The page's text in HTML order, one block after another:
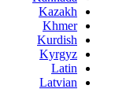
Kazakh
Khmer
Kurdish
Kyrgyz
Latin
Latvian